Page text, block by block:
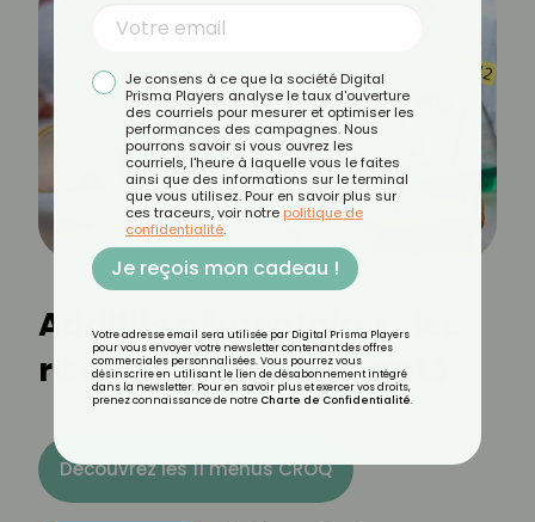
Additifs alimentaires : les
risques pour votre santé
Découvrez les 11 menus CROQ
Je consens à ce que la société Digital
Prisma Players analyse le taux d'ouverture
des courriels pour mesurer et optimiser les
performances des campagnes. Nous
pourrons savoir si vous ouvrez les
courriels, l'heure à laquelle vous le faites
ainsi que des informations sur le terminal
que vous utilisez. Pour en savoir plus sur
ces traceurs, voir notre politique de
confidentialité.
Je reçois mon cadeau !
Votre adresse email sera utilisée par Digital Prisma Players
pour vous envoyer votre newsletter contenant des offres
commerciales personnalisées. Vous pourrez vous
désinscrire en utilisant le lien de désabonnement intégré
dans la newsletter. Pour en savoir plus et exercer vos droits,
prenez connaissance de notre Charte de Confidentialité.